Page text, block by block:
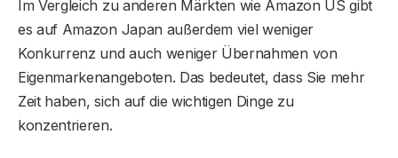
Im Vergleich zu anderen Märkten wie Amazon US gibt
es auf Amazon Japan außerdem viel weniger
Konkurrenz und auch weniger Übernahmen von
Eigenmarkenangeboten. Das bedeutet, dass Sie mehr
Zeit haben, sich auf die wichtigen Dinge zu
konzentrieren.